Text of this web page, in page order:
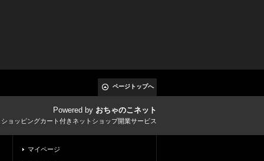
ページトップへ
Powered by おちゃのこネット
ョッピングカート付きネットショップ開業サービス
マイページ